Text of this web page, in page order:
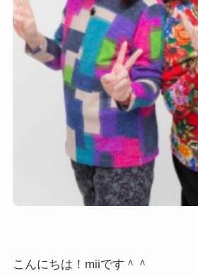
こんにちは！miiです＾＾